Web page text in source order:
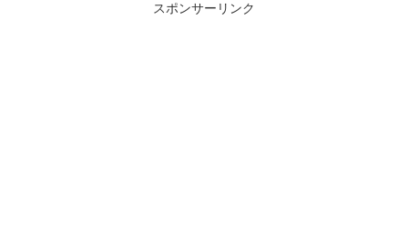
スポンサーリンク